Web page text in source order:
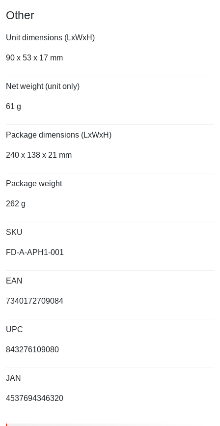
Other
Unit dimensions (LxWxH)
90 x 53 x 17 mm
Net weight (unit only)
61 g
Package dimensions (LxWxH)
240 x 138 x 21 mm
Package weight
262 g
SKU
FD-A-APH1-001
EAN
7340172709084
UPC
843276109080
JAN
4537694346320